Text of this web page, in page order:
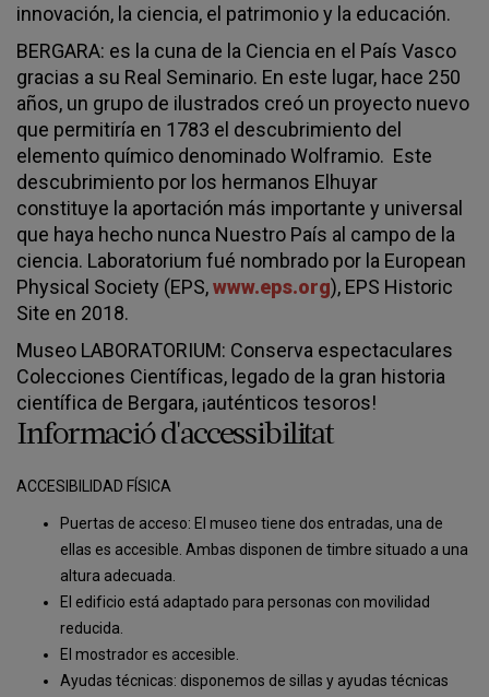
innovación, la ciencia, el patrimonio y la educación.
BERGARA: es la cuna de la Ciencia en el País Vasco
gracias a su Real Seminario. En este lugar, hace 250
años, un grupo de ilustrados creó un proyecto nuevo
que permitiría en 1783 el descubrimiento del
elemento químico denominado Wolframio. Este
descubrimiento por los hermanos Elhuyar
constituye la aportación más importante y universal
que haya hecho nunca Nuestro País al campo de la
ciencia. Laboratorium fué nombrado por la European
Physical Society (EPS,www.eps.org), EPS Historic
Site en 2018.
Museo LABORATORIUM: Conserva espectaculares
Colecciones Científicas, legado de la gran historia
científica de Bergara, ¡auténticos tesoros!
Informació d'accessibilitat
ACCESIBILIDAD FÍSICA
Puertas de acceso: El museo tiene dos entradas, una de
ellas es accesible. Ambas disponen de timbre situado a una
altura adecuada.
El edificio está adaptado para personas con movilidad
reducida.
El mostrador es accesible.
Ayudas técnicas: disponemos de sillas y ayudas técnicas